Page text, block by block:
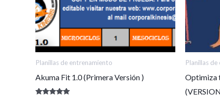
Planillas de entrenamiento
Akuma Fit 1.0 (Primera Versión )
Planillas
Optimiza